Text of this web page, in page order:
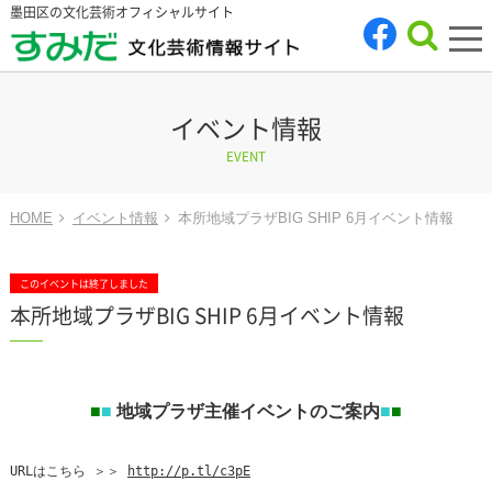
墨田区の文化芸術オフィシャルサイト
イベント情報
EVENT
HOME イベント情報 本所地域プラザBIG SHIP 6月イベント情報
このイベントは終了しました
本所地域プラザBIG SHIP 6月イベント情報
■■ 地域プラザ主催イベントのご案内■■
URLはこちら ＞＞ http://p.tl/c3pE